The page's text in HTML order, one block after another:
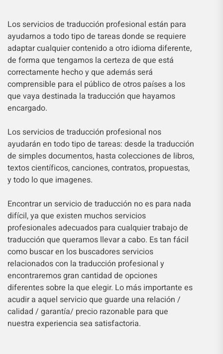
Los servicios de traducción profesional están para
ayudarnos a todo tipo de tareas donde se requiere
adaptar cualquier contenido a otro idioma diferente,
de forma que tengamos la certeza de que está
correctamente hecho y que además será
comprensible para el público de otros países a los
que vaya destinada la traducción que hayamos
encargado.
Los servicios de traducción profesional nos
ayudarán en todo tipo de tareas: desde la traducción
de simples documentos, hasta colecciones de libros,
textos científicos, canciones, contratos, propuestas,
y todo lo que imagenes.
Encontrar un servicio de traducción no es para nada
difícil, ya que existen muchos servicios
profesionales adecuados para cualquier trabajo de
traducción que queramos llevar a cabo. Es tan fácil
como buscar en los buscadores servicios
relacionados con la traducción profesional y
encontraremos gran cantidad de opciones
diferentes sobre la que elegir. Lo más importante es
acudir a aquel servicio que guarde una relación /
calidad / garantía/ precio razonable para que
nuestra experiencia sea satisfactoria.